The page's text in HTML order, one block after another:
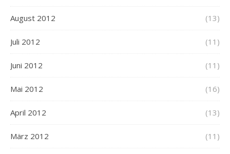
August 2012 (13)
Juli 2012 (11)
Juni 2012 (11)
Mai 2012 (16)
April 2012 (13)
März 2012 (11)